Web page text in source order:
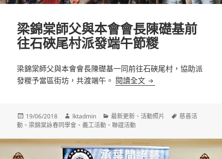
梁錦棠師父與本會會長陳礎基前
往石硤尾村派發端午節糉
梁錦棠師父與本會會長陳礎基一同前往石硤尾村，協助派
發糉予當區街坊，共渡端午。 閱讀全文 梁錦棠師父與本會會
發
佈
期:
19/06/2018
作
者
lktadmin
分
類
最新更新 、活動照片
標
慈善活
動 、梁錦棠詠春同學會 、義工活動 、聯誼活動